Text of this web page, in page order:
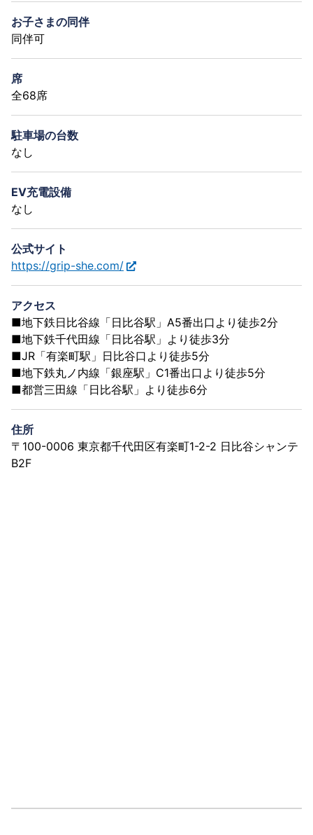
お子さまの同伴
同伴可
席
全68席
駐車場の台数
なし
EV充電設備
なし
公式サイト
https://grip-she.com/
アクセス
■地下鉄日比谷線「日比谷駅」A5番出口より徒歩2分
■地下鉄千代田線「日比谷駅」より徒歩3分
■JR「有楽町駅」日比谷口より徒歩5分
■地下鉄丸ノ内線「銀座駅」C1番出口より徒歩5分
■都営三田線「日比谷駅」より徒歩6分
住所
〒100​-0006 東京都千代田区有楽町1-2-2 日比谷シャンテ
B2F